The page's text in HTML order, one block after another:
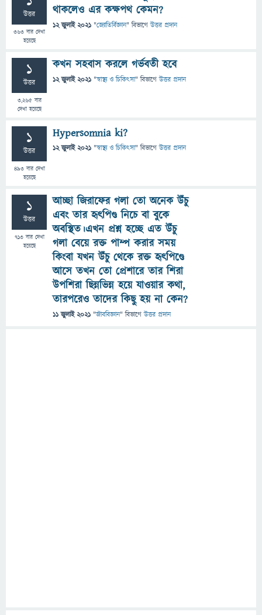
উত্তর
363 বার দেখা
হয়েছে
থাকলেও এর কক্ষপথ কেমন?
12 জুলাই 2021 "জ্যোতির্বিজ্ঞান" বিভাগে উত্তর প্রদান
1
উত্তর
3,265বার
দেখা হয়েছে
কখন সহবাস করলে গর্ভবতী হবে
12 জুলাই 2021 "স্বাস্থ্য ও চিকিৎসা" বিভাগে উত্তর প্রদান
1
উত্তর
493বার দেখা
হয়েছে
Hypersomnia ki?
12 জুলাই 2021 "স্বাস্থ্য ও চিকিৎসা" বিভাগে উত্তর প্রদান
1
উত্তর
713বার দেখা
হয়েছে
আচ্ছা জিরাফের গলা তো অনেক উঁচু
এবং তার হৃৎপিণ্ড নিচে বা বুকে
অবস্থিত।এখন প্রশ্ন হচ্ছে এত উঁচু
গলা বেয়ে রক্ত পাম্প করার সময়
কিংবা যখন উঁচু থেকে রক্ত হৃৎপিণ্ডে
আসে তখন তো প্রেশারে তার শিরা
উপশিরা ছিন্নভিন্ন হয়ে যাওয়ার কথা,
তারপরেও তাদের কিছু হয় না কেন?
11 জুলাই 2021 "জীববিজ্ঞান" বিভাগে উত্তর প্রদান